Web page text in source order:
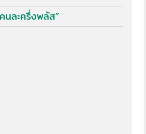
นละครึ่งพลัส”